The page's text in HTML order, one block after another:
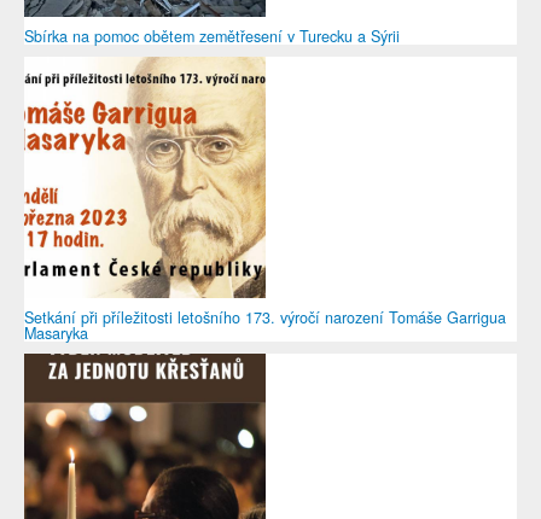
Sbírka na pomoc obětem zemětřesení v Turecku a Sýrii
Setkání při příležitosti letošního 173. výročí narození Tomáše Garrigua
Masaryka